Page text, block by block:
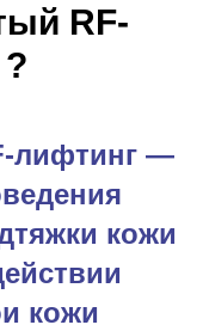
RF-
лифтинг —
кожи
кожи